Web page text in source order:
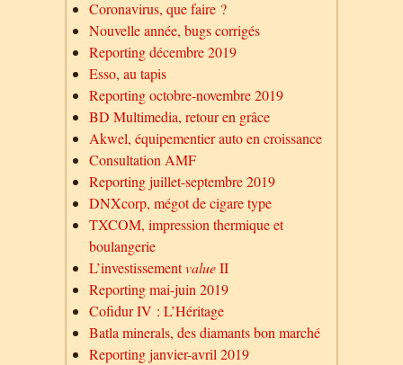
Coronavirus, que faire ?
Nouvelle année, bugs corrigés
Reporting décembre 2019
Esso, au tapis
Reporting octobre-novembre 2019
BD Multimedia, retour en grâce
Akwel, équipementier auto en croissance
Consultation AMF
Reporting juillet-septembre 2019
DNXcorp, mégot de cigare type
TXCOM, impression thermique et
boulangerie
L’investissementvalueII
Reporting mai-juin 2019
Cofidur IV : L’Héritage
Batla minerals, des diamants bon marché
Reporting janvier-avril 2019